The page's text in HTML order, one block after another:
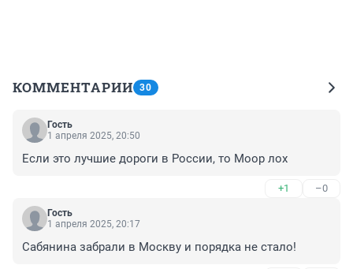
КОММЕНТАРИИ 30
Гость
1 апреля 2025, 20:50
Если это лучшие дороги в России, то Моор лох
+1 –0
Гость
1 апреля 2025, 20:17
Сабянина забрали в Москву и порядка не стало!